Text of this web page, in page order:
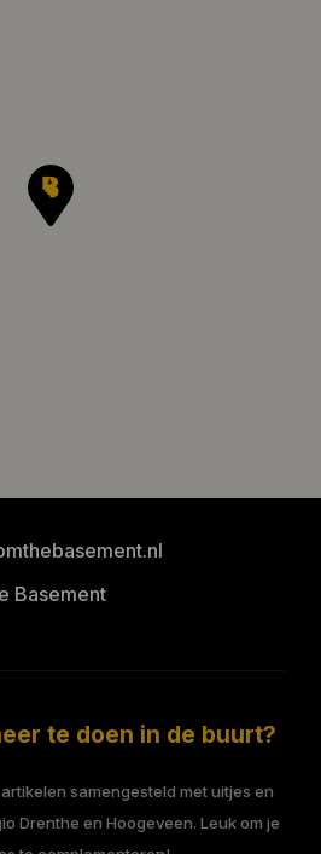
Basement
te doen in de buurt?
samengesteld met uitjes en
Drenthe en Hoogeveen. Leuk om je